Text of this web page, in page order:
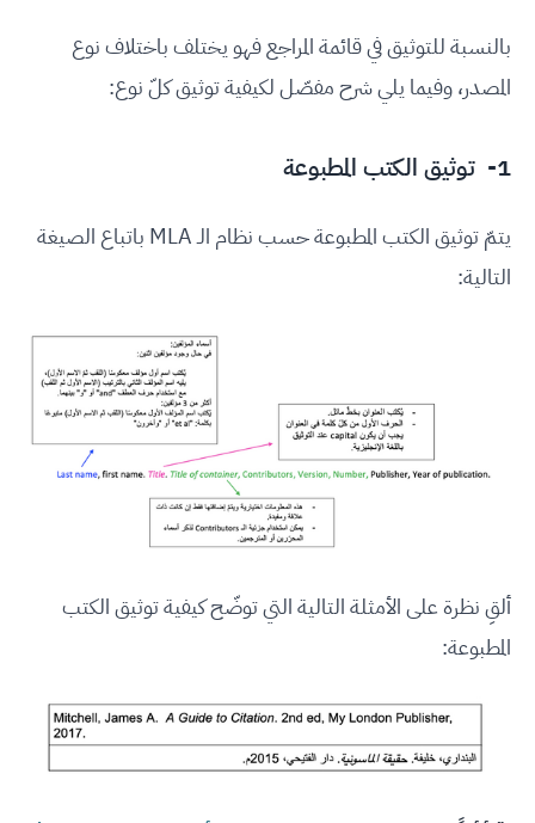
بالنسبة للتوثيق في قائمة المراجع فهو يختلف باختلاف نوع
المصدر، وفيما يلي شرح مفصّل لكيفية توثيق كلّ نوع:
1- توثيق الكتب المطبوعة
يتمّ توثيق الكتب المطبوعة حسب نظام الـ MLA باتباع الصيغة
التالية:
ألقِ نظرة على الأمثلة التالية التي توضّح كيفية توثيق الكتب
المطبوعة: